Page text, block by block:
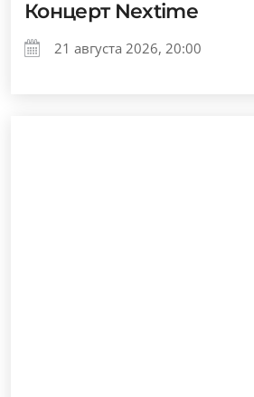
Концерт Nextime
21 августа 2026, 20:00